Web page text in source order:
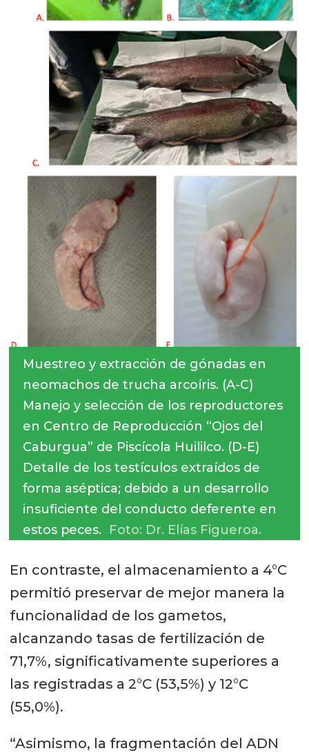
Muestreo y extracción de gónadas en
neomachos de trucha arcoíris. (A-C)
Manejo y selección de los reproductores
en Centro de Reproducción “Ojos del
Caburgua” de Piscícola Huililco. (D-E)
Detalle de los testículos extraídos de
forma aséptica; debido a un desarrollo
insuficiente del conducto deferente en
estos peces. Foto: Dr. Elías Figueroa.
En contraste, el almacenamiento a 4°C
permitió preservar de mejor manera la
funcionalidad de los gametos,
alcanzando tasas de fertilización de
71,7%, significativamente superiores a
las registradas a 2°C (53,5%) y 12°C
(55,0%).
“Asimismo, la fragmentación del ADN